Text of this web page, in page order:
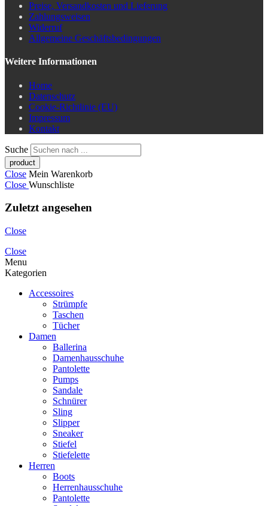
Preise, Versandkosten und Lieferung
Zahlungsweisen
Widerruf
Allgemeine Geschäftsbedingungen
Weitere Informationen
Home
Datenschutz
Cookie-Richtlinie (EU)
Impressum
Kontakt
Suche
Close Mein Warenkorb
Close Wunschliste
Zuletzt angesehen
Close
Close
Menu
Kategorien
Accessoires
Strümpfe
Taschen
Tücher
Damen
Ballerina
Damenhausschuhe
Pantolette
Pumps
Sandale
Schnürer
Sling
Slipper
Sneaker
Stiefel
Stiefelette
Herren
Boots
Herrenhausschuhe
Pantolette